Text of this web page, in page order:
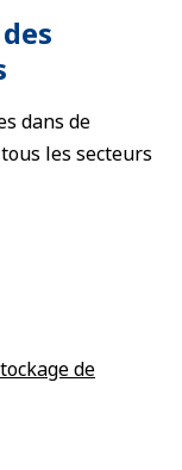
dans de
les secteurs
de